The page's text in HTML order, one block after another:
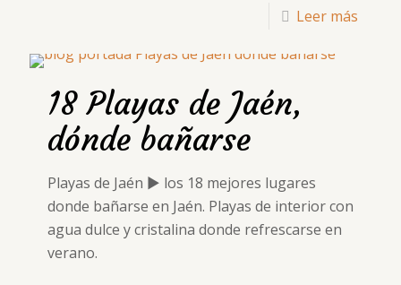
Leer más
18 Playas de Jaén,
dónde bañarse
Playas de Jaén ▶ los 18 mejores lugares
donde bañarse en Jaén. Playas de interior con
agua dulce y cristalina donde refrescarse en
verano.